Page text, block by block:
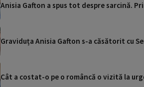
Anisia Gafton a spus tot despre sarcină.
Graviduța Anisia Gafton s-a căsătorit cu
Cât a costat-o pe o româncă o vizită la